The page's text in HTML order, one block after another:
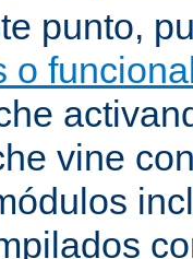
punto,
o
vine